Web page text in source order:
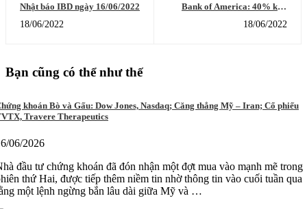
Nhật báo IBD ngày 16/06/2022
18/06/2022
Bank of America: 40% khả
vào suy thoái
18/06/2022
Bạn cũng có thể như thế
khoán Bò và Gấu: Dow Jones, Nasdaq; Căng thẳng Mỹ – Iran; Cổ phiếu
Travere Therapeutics
06/2026
đầu tư chứng khoán đã đón nhận một đợt mua vào mạnh mẽ trong
thứ Hai, được tiếp thêm niềm tin nhờ thông tin vào cuối tuần qua
một lệnh ngừng bắn lâu dài giữa Mỹ và …